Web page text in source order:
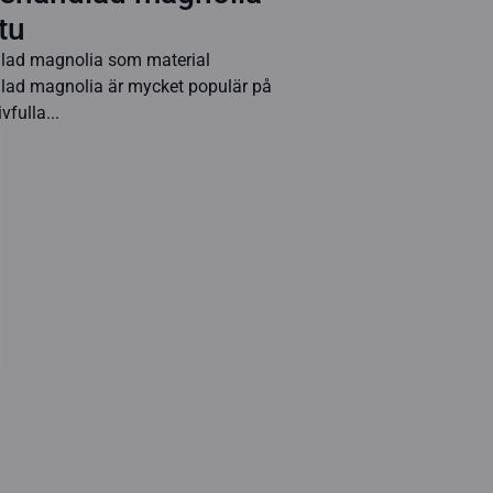
magnolia som material
magnolia är mycket populär på